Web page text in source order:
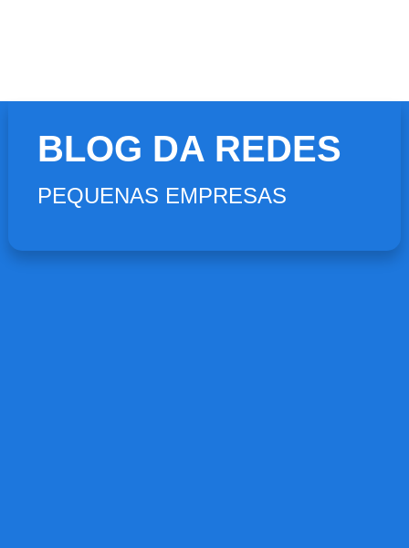
BLOG DA REDES
PEQUENAS EMPRESAS